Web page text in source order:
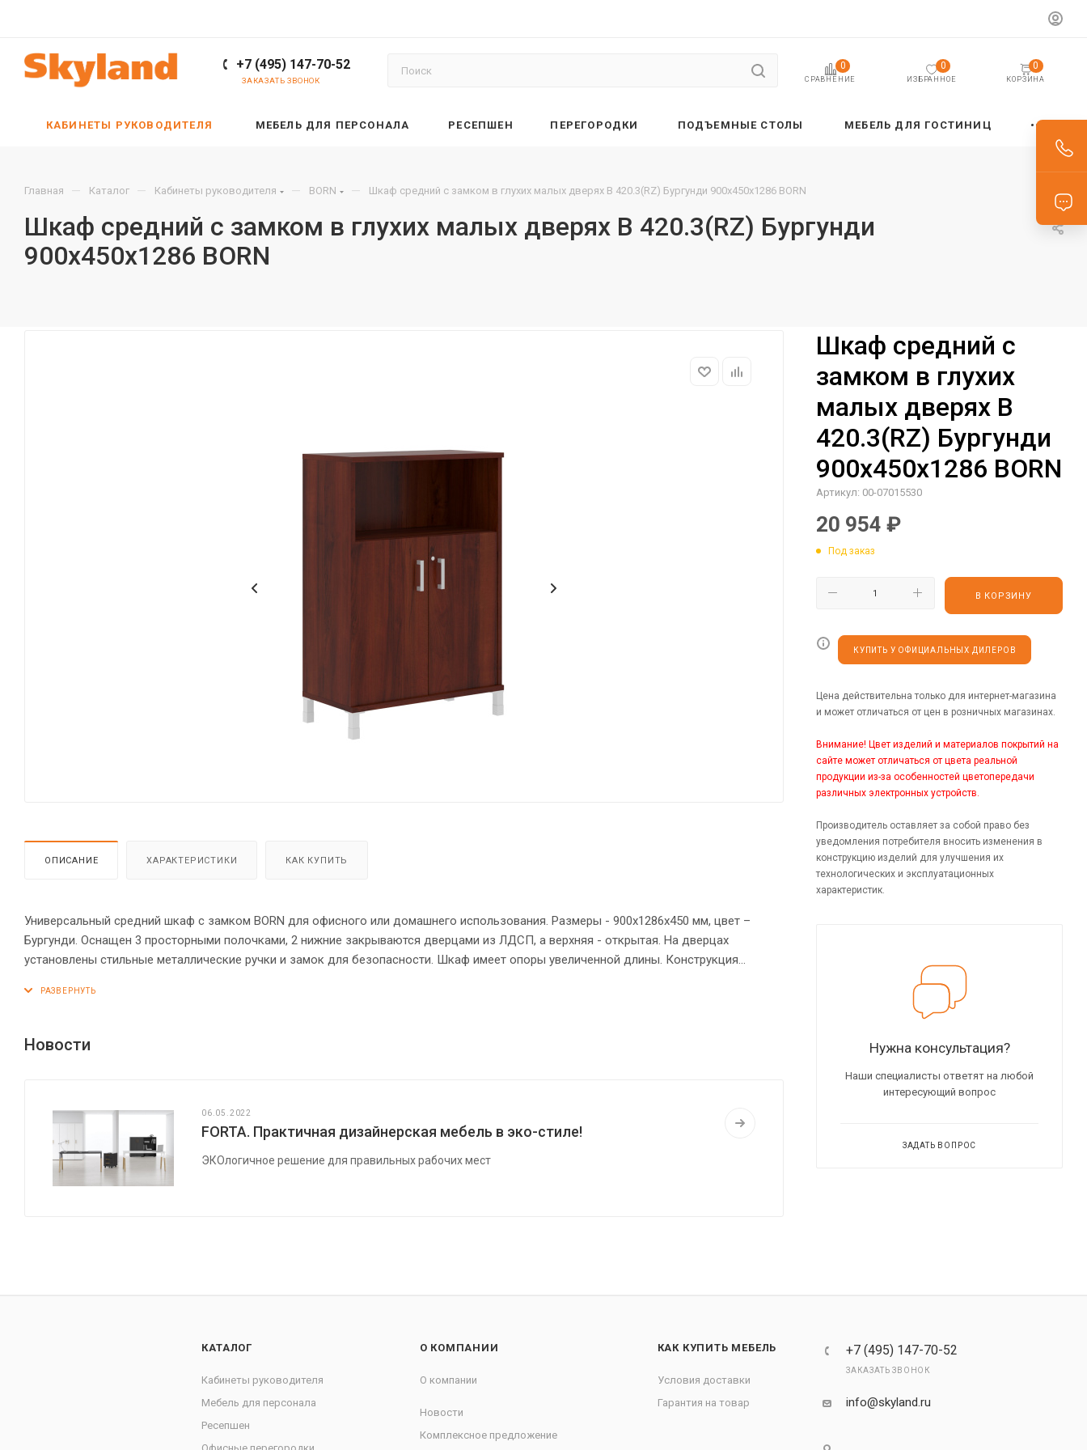
+7 (495) 147-70-52
ЗАКАЗАТЬ ЗВОНОК СРАВНЕНИЕ
0
ИЗБРАННОЕ
0
КОРЗИНА
0
КАБИНЕТЫ РУКОВОДИТЕЛЯ МЕБЕЛЬ ДЛЯ ПЕРСОНАЛА РЕСЕПШЕН ПЕРЕГОРОДКИ ПОДЪЕМНЫЕ СТОЛЫ МЕБЕЛЬ ДЛЯ ГОСТИНИЦ
Главная — Каталог — Кабинеты руководителя — BORN — Шкаф средний с замком в глухих малых дверях B 420.3(RZ) Бургунди 900х450х1286 BORN
Шкаф средний с замком в глухих малых дверях B 420.3(RZ) Бургунди
900х450х1286 BORN
ОПИСАНИЕ ХАРАКТЕРИСТИКИ КАК КУПИТЬ
Универсальный средний шкаф с замком BORN для офисного или домашнего использования. Размеры - 900х1286х450 мм, цвет –
Бургунди. Оснащен 3 просторными полочками, 2 нижние закрываются дверцами из ЛДСП, а верхняя - открытая. На дверцах
установлены стильные металлические ручки и замок для безопасности. Шкаф имеет опоры увеличенной длины. Конструкция
защищены кромкой ПВХ – 2 мм. Регулируемые по высоте опоры обеспечат шкафу устойчивость на неровном полу.
Новости
06.05.2022
FORTA. Практичная дизайнерская мебель в эко-стиле!
ЭКОлогичное решение для правильных рабочих мест
Шкаф средний с
замком в глухих
малых дверях B
420.3(RZ) Бургунди
900х450х1286 BORN
Артикул: 00-07015530
20 954 ₽
Под заказ
В КОРЗИНУ
КУПИТЬ У ОФИЦИАЛЬНЫХ ДИЛЕРОВ
Цена действительна только для интернет-магазина
и может отличаться от цен в розничных магазинах.
Внимание! Цвет изделий и материалов покрытий на
сайте может отличаться от цвета реальной
продукции из-за особенностей цветопередачи
различных электронных устройств.
Производитель оставляет за собой право без
уведомления потребителя вносить изменения в
конструкцию изделий для улучшения их
технологических и эксплуатационных
характеристик.
Нужна консультация?
Наши специалисты ответят на любой
интересующий вопрос
ЗАДАТЬ ВОПРОС
КАТАЛОГ
Кабинеты руководителя
Мебель для персонала
Ресепшен
О КОМПАНИИ
О компании
Новости
Комплексное предложение
КАК КУПИТЬ МЕБЕЛЬ
Условия доставки
Гарантия на товар
+7 (495) 147-70-52
ЗАКАЗАТЬ ЗВОНОК
info@skyland.ru